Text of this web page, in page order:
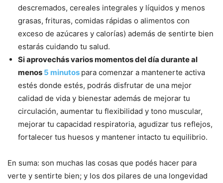
descremados, cereales integrales y líquidos y menos
grasas, frituras, comidas rápidas o alimentos con
exceso de azúcares y calorías) además de sentirte bien
estarás cuidando tu salud.
Si aprovechás varios momentos del día durante al
menos 5 minutos para comenzar a mantenerte activa
estés donde estés, podrás disfrutar de una mejor
calidad de vida y bienestar además de mejorar tu
circulación, aumentar tu flexibilidad y tono muscular,
mejorar tu capacidad respiratoria, agudizar tus reflejos,
fortalecer tus huesos y mantener intacto tu equilibrio.
En suma: son muchas las cosas que podés hacer para
verte y sentirte bien; y los dos pilares de una longevidad